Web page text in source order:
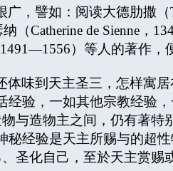
广，譬如：阅读大德肋撒
（Catherine de Sienne，
1491—1556）等人的著作
体味到天主圣三，怎样寓
验，一如其他宗教经验
与造物主之间，仍有著特
经验是天主所赐与的超性
圣化自己，至於天主赏赐